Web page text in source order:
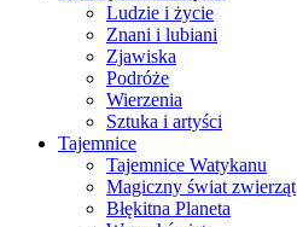
Ludzie i życie
Znani i lubiani
Zjawiska
Podróże
Wierzenia
Sztuka i artyści
Tajemnice
Tajemnice Watykanu
Magiczny świat zwierząt
Błękitna Planeta